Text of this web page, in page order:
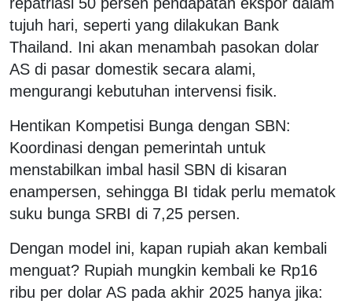
tujuh hari, seperti yang dilakukan Bank
Thailand. Ini akan menambah pasokan dolar
AS di pasar domestik secara alami,
mengurangi kebutuhan intervensi fisik.
Hentikan Kompetisi Bunga dengan SBN:
Koordinasi dengan pemerintah untuk
menstabilkan imbal hasil SBN di kisaran
enampersen, sehingga BI tidak perlu mematok
suku bunga SRBI di 7,25 persen.
Dengan model ini, kapan rupiah akan kembali
menguat? Rupiah mungkin kembali ke Rp16
ribu per dolar AS pada akhir 2025 hanya jika: